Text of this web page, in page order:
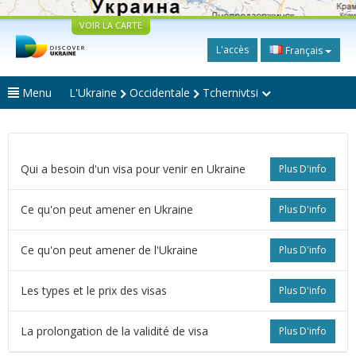
VOIR LA CARTE
L'accès Français
Menu L'Ukraine Occidentale Tchernivtsi
Plus D'info
Qui a besoin d'un visa pour venir en Ukraine
Plus D'info
Ce qu'on peut amener en Ukraine
Plus D'info
Ce qu'on peut amener de l'Ukraine
Plus D'info
Les types et le prix des visas
Plus D'info
La prolongation de la validité de visa